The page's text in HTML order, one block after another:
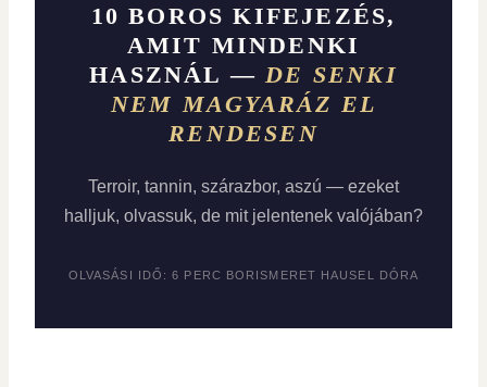
10 BOROS KIFEJEZÉS,
AMIT MINDENKI
HASZNÁL —DE SENKI
NEM MAGYARÁZ EL
RENDESEN
Terroir, tannin, szárazbor, aszú — ezeket
halljuk, olvassuk, de mit jelentenek valójában?
OLVASÁSI IDŐ: 6 PERC BORISMERET HAUSEL DÓRA